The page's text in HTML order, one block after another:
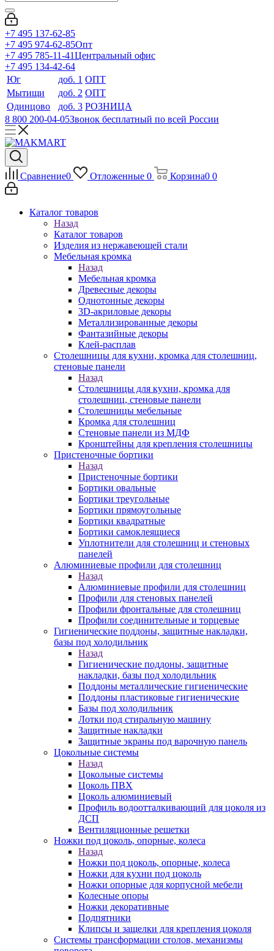
+7 495 137-62-85
+7 495 974-62-85Опт
+7 495 785-11-41Центральный офис
+7 495 134-42-64
Юг
доб. 1 ОПТ
Мытищи
доб. 2 ОПТ
Одинцово
доб. 3 РОЗНИЦА
8 800 200-04-05Звонок бесплатный по всей России
Сравнение0 Отложенные 0 Корзина0 0
Каталог товаров
Назад
Каталог товаров
Изделия из нержавеющей стали
Мебельная кромка
Назад
Мебельная кромка
Древесные декоры
Однотонные декоры
3D-акриловые декоры
Металлизированные декоры
Фантазийные декоры
Клей-расплав
Столешницы для кухни, кромка для столешниц,
стеновые панели
Назад
Столешницы для кухни, кромка для
столешниц, стеновые панели
Столешницы мебельные
Кромка для столешниц
Стеновые панели из МДФ
Кронштейны для крепления столешницы
Пристеночные бортики
Назад
Пристеночные бортики
Бортики овальные
Бортики треугольные
Бортики прямоугольные
Бортики квадратные
Бортики самоклеящиеся
Уплотнители для столешниц и стеновых
панелей
Алюминиевые профили для столешниц
Назад
Алюминиевые профили для столешниц
Профили для стеновых панелей
Профили фронтальные для столешниц
Профили соединительные и торцевые
Гигиенические поддоны, защитные накладки,
базы под холодильник
Назад
Гигиенические поддоны, защитные
накладки, базы под холодильник
Поддоны металлические гигиенические
Поддоны пластиковые гигиенические
Базы под холодильник
Лотки под стиральную машину
Защитные накладки
Защитные экраны под варочную панель
Цокольные системы
Назад
Цокольные системы
Цоколь ПВХ
Цоколь алюминиевый
Профиль водоотталкивающий для цоколя из
ДСП
Вентиляционные решетки
Ножки под цоколь, опорные, колеса
Назад
Ножки под цоколь, опорные, колеса
Ножки для кухни под цоколь
Ножки опорные для корпусной мебели
Колесные опоры
Ножки декоративные
Подпятники
Клипсы и защелки для крепления цоколя
Системы трансформации столов, механизмы